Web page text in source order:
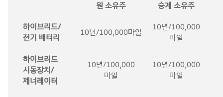
원 소유주 승계 소유주
하이브리드/
전기 배터리
10년/100,000마일
10년/100,000
마일
하이브리드
시동장치/
제너레이터
10년/100,000
마일
10년/100,000
마일